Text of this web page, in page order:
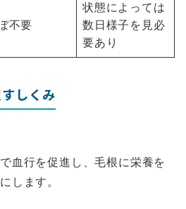
不要
状態によっては
数日様子を見必
要あり
しくみ
血行を促進し、毛根に栄養を
します。